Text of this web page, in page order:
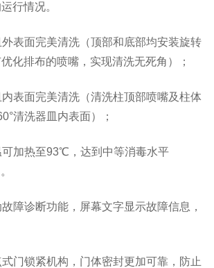
行情况。
面完美清洗（顶部和底部均安装旋转
化排布的喷嘴，实现清洗无死角）；
面完美清洗（清洗柱顶部喷嘴及柱体
清洗器皿内表面）；
热至93℃，达到中等消毒水平
诊断功能，屏幕文字显示故障信息，
锁紧机构，门体密封更加可靠，防止